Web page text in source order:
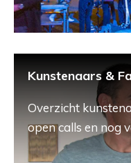
Kunstenaars &
Overzicht
open calls en nog